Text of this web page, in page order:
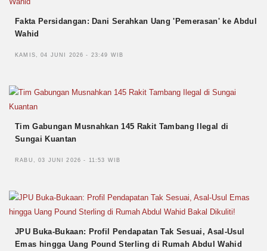
Fakta Persidangan: Dani Serahkan Uang 'Pemerasan' ke Abdul
Wahid
KAMIS, 04 JUNI 2026 - 23:49 WIB
Tim Gabungan Musnahkan 145 Rakit Tambang Ilegal di
Sungai Kuantan
RABU, 03 JUNI 2026 - 11:53 WIB
JPU Buka-Bukaan: Profil Pendapatan Tak Sesuai, Asal-Usul
Emas hingga Uang Pound Sterling di Rumah Abdul Wahid